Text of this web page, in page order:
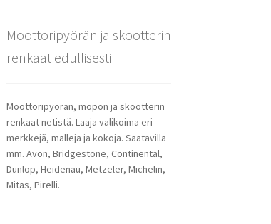
Moottoripyörän ja skootterin
renkaat edullisesti
Moottoripyörän, mopon ja skootterin
renkaat netistä. Laaja valikoima eri
merkkejä, malleja ja kokoja. Saatavilla
mm. Avon, Bridgestone, Continental,
Dunlop, Heidenau, Metzeler, Michelin,
Mitas, Pirelli.